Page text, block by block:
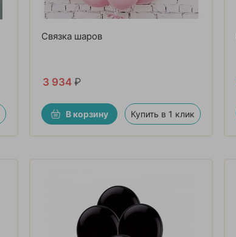
Связка шаров
3 934 ₽
В корзину Купить в 1 клик